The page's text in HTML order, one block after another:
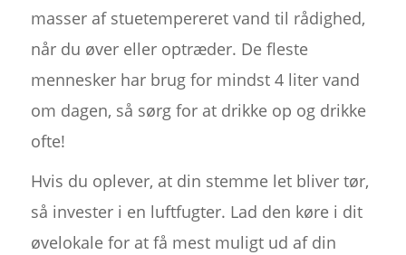
masser af stuetempereret vand til rådighed,
når du øver eller optræder. De fleste
mennesker har brug for mindst 4 liter vand
om dagen, så sørg for at drikke op og drikke
ofte!
Hvis du oplever, at din stemme let bliver tør,
så invester i en luftfugter. Lad den køre i dit
øvelokale for at få mest muligt ud af din